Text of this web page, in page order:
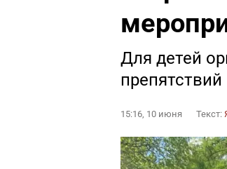
Для детей
15:16, 10 июня Текст: